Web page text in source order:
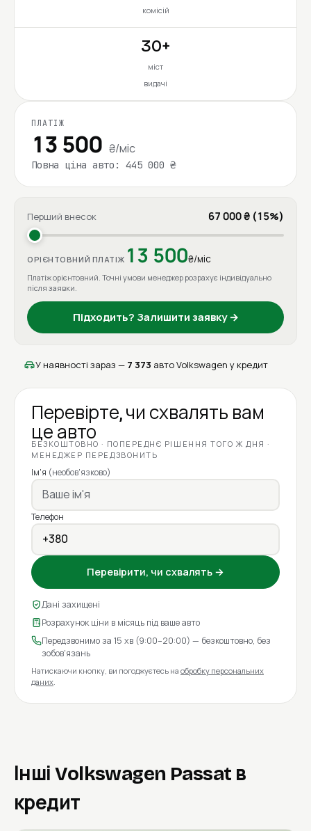
комісій
30+
міст
видачі
ПЛАТІЖ
13 500 ₴/міс
Повна ціна авто: 445 000 ₴
Перший внесок 67 000 ₴ (15%)
ОРІЄНТОВНИЙ ПЛАТІЖ 13 500₴/міс
Платіж орієнтовний. Точні умови менеджер розрахує індивідуально
після заявки.
Підходить? Залишити заявку →
У наявності зараз — 7 373 авто Volkswagen у кредит
Перевірте, чи схвалять вам
це авто
БЕЗКОШТОВНО · ПОПЕРЕДНЄ РІШЕННЯ ТОГО Ж ДНЯ ·
МЕНЕДЖЕР ПЕРЕДЗВОНИТЬ
Ім'я (необов'язково)
Телефон
Перевірити, чи схвалять →
Дані захищені
Розрахунок ціни в місяць під ваше авто
Передзвонимо за 15 хв (9:00–20:00) — безкоштовно, без
зобов'язань
Натискаючи кнопку, ви погоджуєтесь на обробку персональних
даних
Інші Volkswagen Passat в
кредит